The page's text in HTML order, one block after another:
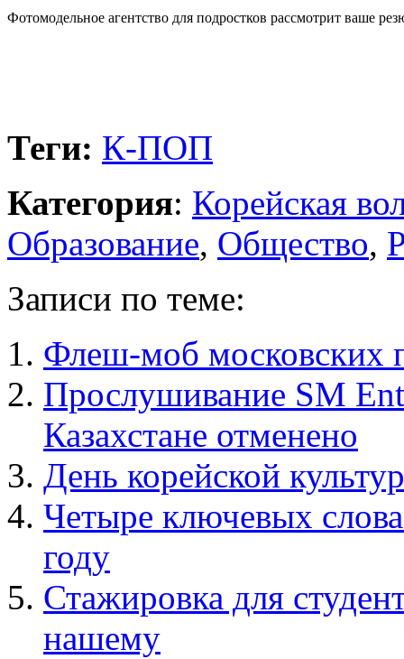
Фотомодельное агентство для подростков рассмотрит ваше
Теги: К-ПОП
Категория: Корейская
Образование, Общество,
Записи по теме:
Флеш-моб московских
Прослушивание SM
Казахстане отменено
День корейской
Четыре ключевых
году
Стажировка для
нашему